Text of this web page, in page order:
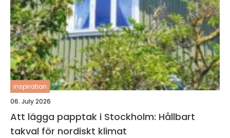
inspiration
06. July 2026
Att lägga papptak i Stockholm: Hållbart
takval för nordiskt klimat